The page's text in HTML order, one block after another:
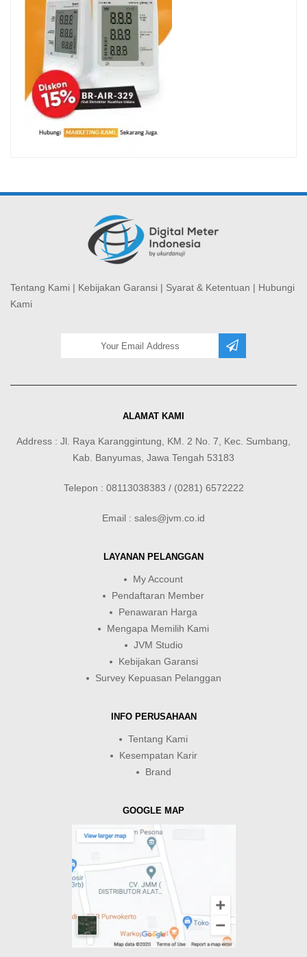
Tentang Kami | Kebijakan Garansi | Syarat & Ketentuan | Hubungi
Kami
ALAMAT KAMI
Address : Jl. Raya Karanggintung, KM. 2 No. 7, Kec. Sumbang,
Kab. Banyumas, Jawa Tengah 53183
Telepon : 08113038383 / (0281) 6572222
Email : sales@jvm.co.id
LAYANAN PELANGGAN
My Account
Pendaftaran Member
Penawaran Harga
Mengapa Memilih Kami
JVM Studio
Kebijakan Garansi
Survey Kepuasan Pelanggan
INFO PERUSAHAAN
Tentang Kami
Kesempatan Karir
Brand
GOOGLE MAP